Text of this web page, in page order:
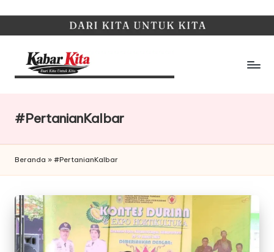
content
a
a
r
K
it
a
Untuk
#PertanianKalbar
Beranda » #PertanianKalbar